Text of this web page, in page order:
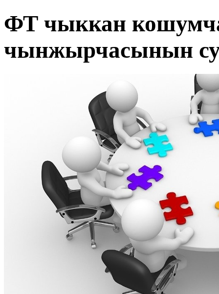
ФТ чыккан
чынжырчасынын